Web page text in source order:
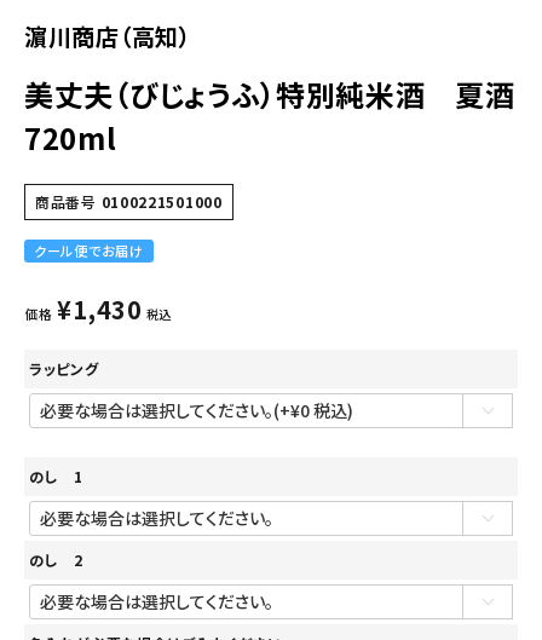
濵川商店（高知）
美丈夫（びじょうふ）特別純米酒 夏酒
720ml
商品番号 0100221501000
クール便でお届け
価格 ¥1,430 税込
ラッピング
のし 1
のし 2